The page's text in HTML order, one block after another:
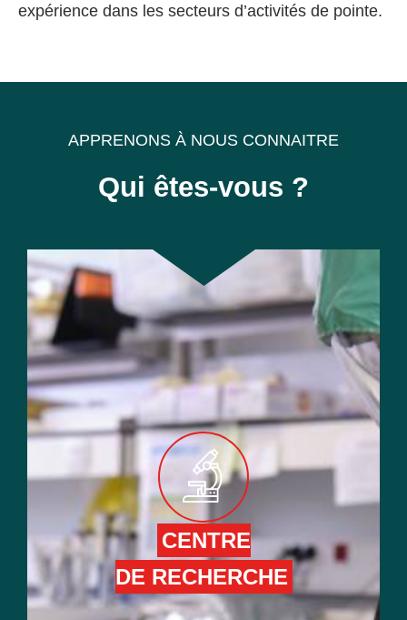
expérience dans les secteurs d’activités de pointe.
APPRENONS À NOUS CONNAITRE
Qui êtes-vous ?
CENTRE
DE RECHERCHE